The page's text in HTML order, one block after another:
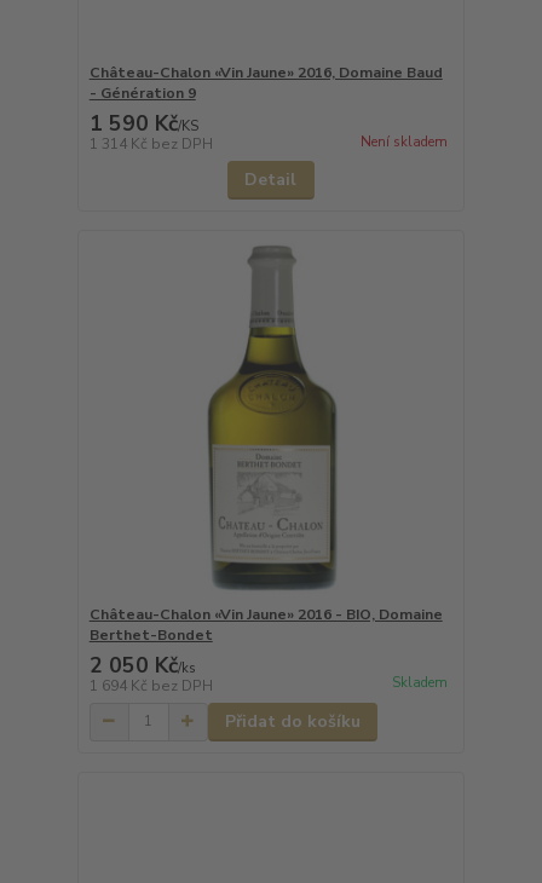
Château-Chalon «Vin Jaune» 2016, Domaine Baud
- Génération 9
1 590 Kč/KS
1 314 Kč bez DPH Není skladem
Detail
Château-Chalon «Vin Jaune» 2016 - BIO, Domaine
Berthet-Bondet
2 050 Kč/ks
1 694 Kč bez DPH Skladem
Přidat do košíku